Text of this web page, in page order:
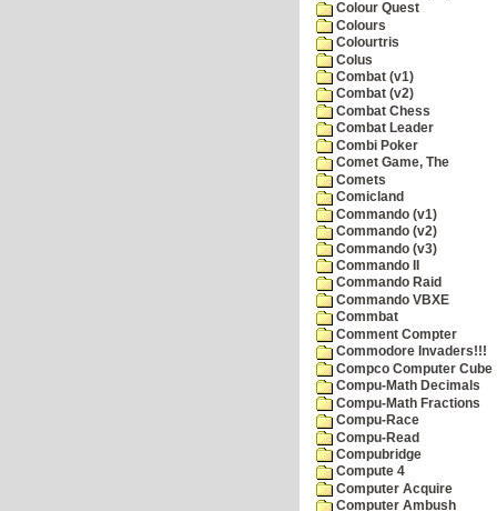
Colour Quest
Colours
Colourtris
Colus
Combat (v1)
Combat (v2)
Combat Chess
Combat Leader
Combi Poker
Comet Game, The
Comets
Comicland
Commando (v1)
Commando (v2)
Commando (v3)
Commando II
Commando Raid
Commando VBXE
Commbat
Comment Compter
Commodore Invaders!!!
Compco Computer Cube
Compu-Math Decimals
Compu-Math Fractions
Compu-Race
Compu-Read
Compubridge
Compute 4
Computer Acquire
Computer Ambush